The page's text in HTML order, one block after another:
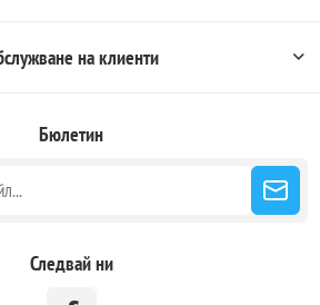
на клиенти
Бюлетин
Следвай ни